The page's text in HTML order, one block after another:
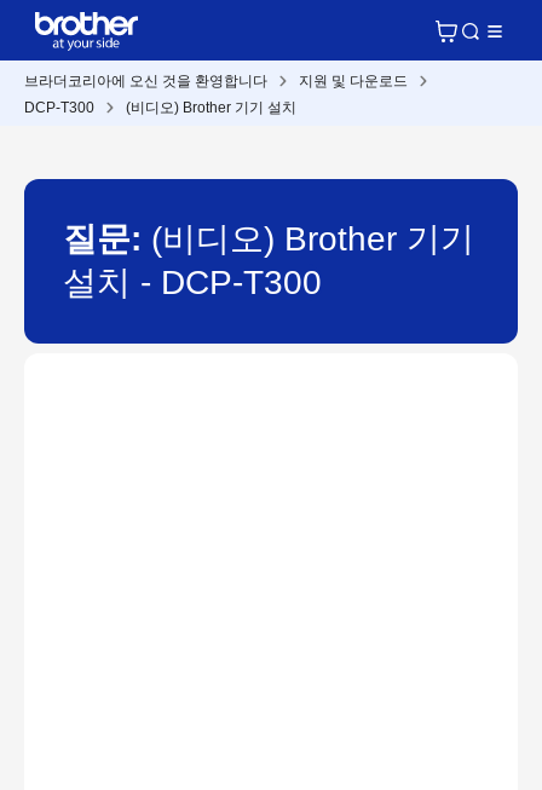
브라더코리아에 오신 것을 환영합니다
지원 및 다운로드
DCP-T300
(비디오) Brother 기기 설치
질문: (비디오) Brother 기기
설치 - DCP-T300